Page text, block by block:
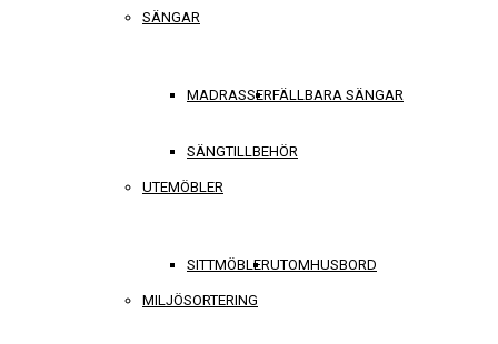
SÄNGAR
MADRASSERFÄLLBARA SÄNGAR
SÄNGTILLBEHÖR
UTEMÖBLER
SITTMÖBLERUTOMHUSBORD
MILJÖSORTERING